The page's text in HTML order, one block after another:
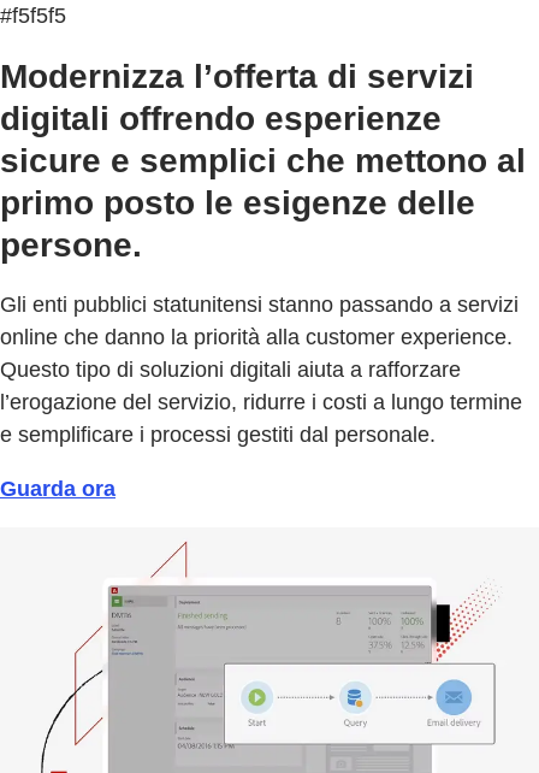
#f5f5f5
Modernizza l’offerta di servizi
digitali offrendo esperienze
sicure e semplici che mettono al
primo posto le esigenze delle
persone.
Gli enti pubblici statunitensi stanno passando a servizi
online che danno la priorità alla customer experience.
Questo tipo di soluzioni digitali aiuta a rafforzare
l’erogazione del servizio, ridurre i costi a lungo termine
e semplificare i processi gestiti dal personale.
Guarda ora